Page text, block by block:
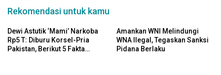
Rekomendasi untuk kamu
Dewi Astutik ‘Mami’ Narkoba
Rp5 T: Diburu Korsel-Pria
Pakistan, Berikut 5 Fakta
Amankan WNI Melindungi
WNA Ilegal, Tegaskan Sanksi
Pidana Berlaku